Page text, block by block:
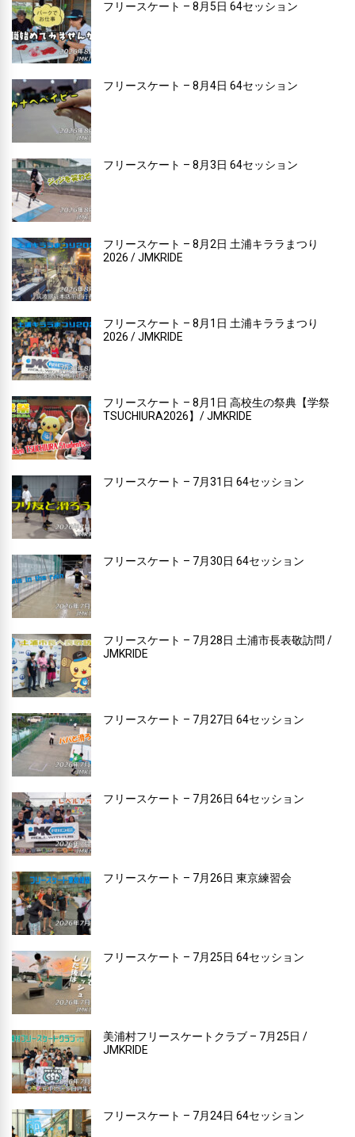
フリースケート – 8月5日 64セッション
フリースケート – 8月4日 64セッション
フリースケート – 8月3日 64セッション
フリースケート – 8月2日 土浦キララまつり
2026 / JMKRIDE
フリースケート – 8月1日 土浦キララまつり
2026 / JMKRIDE
フリースケート – 8月1日 高校生の祭典【学祭
TSUCHIURA2026】/ JMKRIDE
フリースケート – 7月31日 64セッション
フリースケート – 7月30日 64セッション
フリースケート – 7月28日 土浦市長表敬訪問 /
JMKRIDE
フリースケート – 7月27日 64セッション
フリースケート – 7月26日 64セッション
フリースケート – 7月26日 東京練習会
フリースケート – 7月25日 64セッション
美浦村フリースケートクラブ – 7月25日 /
JMKRIDE
フリースケート – 7月24日 64セッション